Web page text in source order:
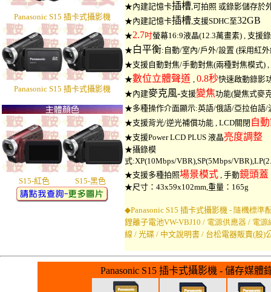
Panasonic S15 插卡式攝影機
Panasonic S15 插卡式攝影機
S15-紅色 S15-黑色
★內建記憶卡插槽,可拍照 或錄影儲存於
★內建記憶卡插槽,支援SDHC至32GB
★2.7吋螢幕16:9液晶(12.3萬畫素) , 支援
★白平衡: 自動/室內/戶外/設置 (採用紅
★支援自動對焦/手動對焦(兩種對焦模式) ,
★數位立體聲道 , 0.8秒快速啟動錄影
★內建麥克風-支援變焦功能(變焦式麥
★多種操作介面顯示:英語/俄語/亞拉伯語/
★支援背光/逆光補償功能 , LCD關閉 自
★支援Power LCD PLUS 液晶亮度調整
★攝錄模
式:XP(10Mbps/VBR),SP(5Mbps/
★支援多種拍照場景模式 , 手動鏡頭蓋
★尺寸：43x59x102mm,重量：165g
◆Panasonic S15 插卡式攝影機 - 隨機標準
鋰離子電池VW-VBJ10 / 電源供應器 / 電
線 / 光碟 / 中文說明書 / 台松電器販賣(股)
Panasonic S15 插卡式攝影機 - 儲存媒體